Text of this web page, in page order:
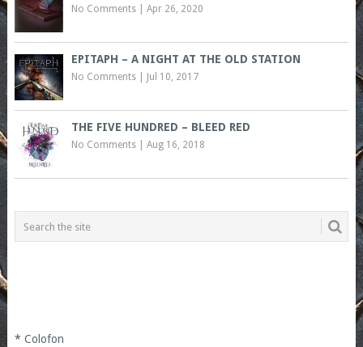
No Comments| Apr 26, 2020
EPITAPH – A NIGHT AT THE OLD STATION
No Comments| Jul 10, 2017
THE FIVE HUNDRED – BLEED RED
No Comments| Aug 16, 2018
* Colofon